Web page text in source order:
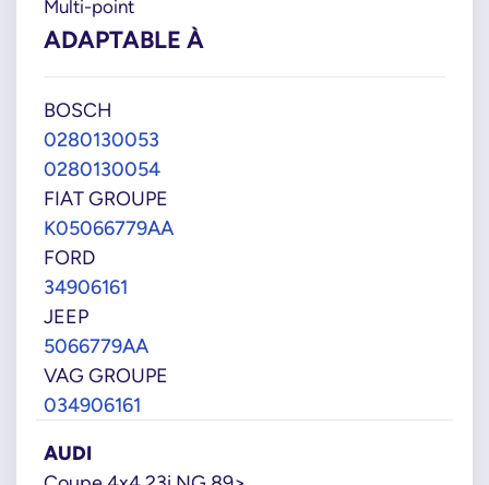
Multi-point
ADAPTABLE À
BOSCH
0280130053
0280130054
FIAT GROUPE
K05066779AA
FORD
34906161
JEEP
5066779AA
VAG GROUPE
034906161
AUDI